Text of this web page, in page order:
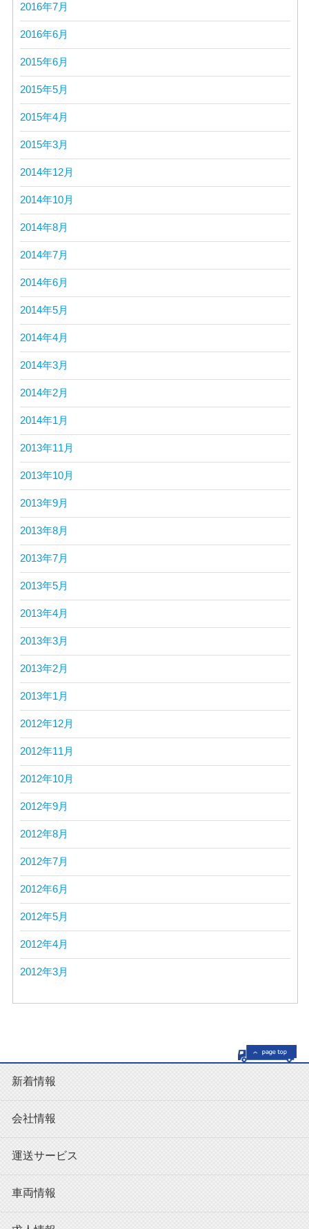
2016年7月
2016年6月
2015年6月
2015年5月
2015年4月
2015年3月
2014年12月
2014年10月
2014年8月
2014年7月
2014年6月
2014年5月
2014年4月
2014年3月
2014年2月
2014年1月
2013年11月
2013年10月
2013年9月
2013年8月
2013年7月
2013年5月
2013年4月
2013年3月
2013年2月
2013年1月
2012年12月
2012年11月
2012年10月
2012年9月
2012年8月
2012年7月
2012年6月
2012年5月
2012年4月
2012年3月
新着情報
会社情報
運送サービス
車両情報